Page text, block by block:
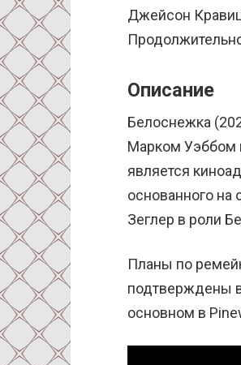
Джейсон
Описание
Белоснежка
Марком Уэббом
является
основанного на
Зеглер в роли
Планы по
подтверждены
основном в